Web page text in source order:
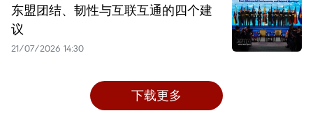
东盟团结、韧性与互联互通的四个建
议
21/07/2026 14:30
下载更多